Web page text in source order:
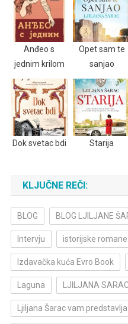
Anđeo s
jednim krilom
Opet sam te
sanjao
Dok svetac bdi Starija
KLJUČNE REČI:
BLOG BLOG LJILJANE
Intervju istorijske romane
Izdavačka kuća Evro Book
Laguna LJILJANA SARAC
Ljiljana Šarac vam predstavlja